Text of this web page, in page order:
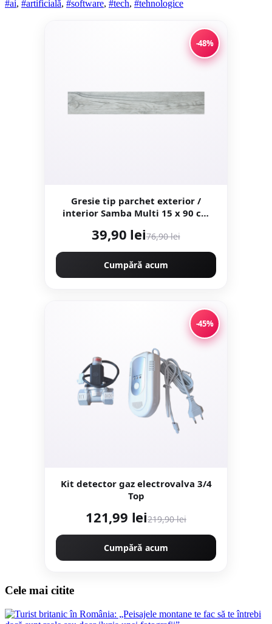
#ai, #artificială, #software, #tech, #tehnologice
-48%
Gresie tip parchet exterior /
interior Samba Multi 15 x 90 cm
39,90 lei76,90 lei
Cumpără acum
-45%
Kit detector gaz electrovalva 3/4
Top
121,99 lei219,90 lei
Cumpără acum
Cele mai citite